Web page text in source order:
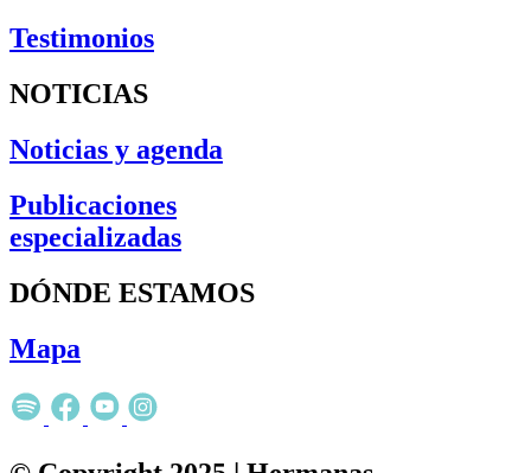
Testimonios
NOTICIAS
Noticias y agenda
Publicaciones
especializadas
DÓNDE ESTAMOS
Mapa